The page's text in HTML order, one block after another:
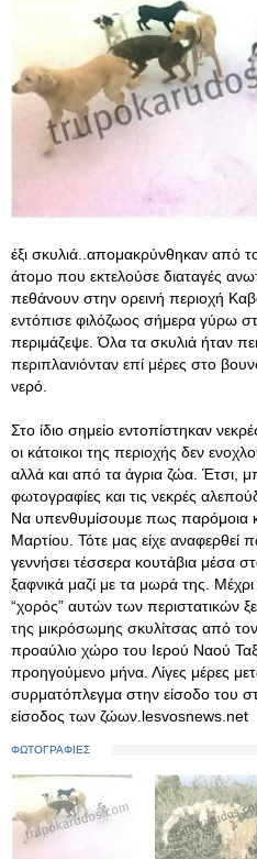
έξι σκυλιά..απομακρύνθηκαν από
άτομο που εκτελούσε διαταγές
πεθάνουν στην ορεινή περιοχή
εντόπισε φιλόζωος σήμερα γύρω
περιμάζεψε. Όλα τα σκυλιά ήταν
περιπλανιόνταν επί μέρες στο
νερό.
Στο ίδιο σημείο εντοπίστηκαν
οι κάτοικοι της περιοχής δεν
αλλά και από τα άγρια ζώα. Έτσι,
φωτογραφίες και τις νεκρές
Να υπενθυμίσουμε πως παρόμοια
Μαρτίου. Τότε μας είχε αναφερθεί
γεννήσει τέσσερα κουτάβια μέσα
ξαφνικά μαζί με τα μωρά της.
“χορός” αυτών των περιστατικών
της μικρόσωμης σκυλίτσας από
προαύλιο χώρο του Ιερού Ναού
προηγούμενο μήνα. Λίγες μέρες
συρματόπλεγμα στην είσοδο του
είσοδος των ζώων.lesvosnews.net
ΦΩΤΟΓΡΑΦΙΕΣ